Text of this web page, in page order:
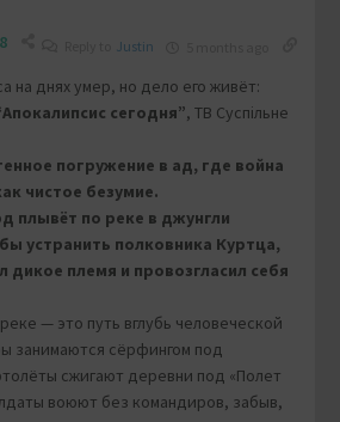
Justin
на днях умер, но дело его живёт:
сегодня”, ТВ Суспільне
погружение в ад, где война
чистое безумие.
плывёт по реке в джунгли
устранить полковника Куртца,
дикое племя и провозгласил себя
— это путь вглубь человеческой
занимаются сёрфингом под
сжигают деревни под «Полет
воюют без командиров, забыв,